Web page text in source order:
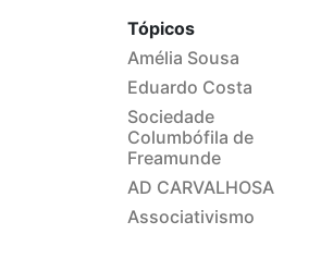
Tópicos
Amélia Sousa
Eduardo Costa
Sociedade
Columbófila de
Freamunde
AD CARVALHOSA
Associativismo